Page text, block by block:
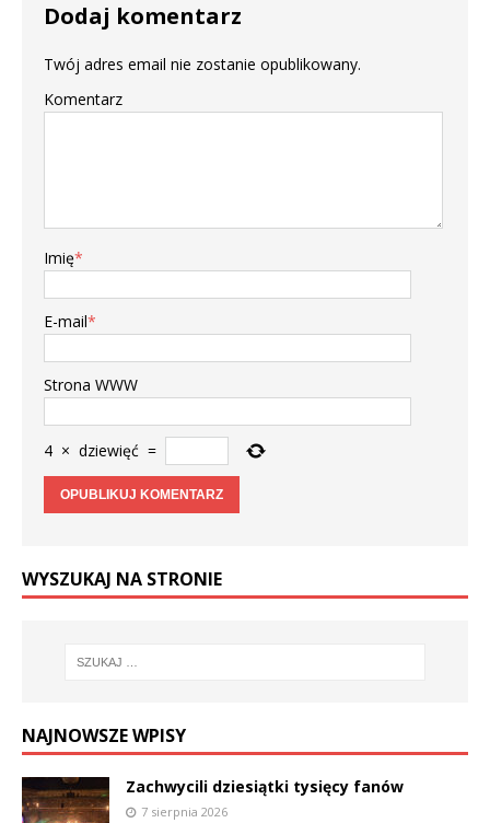
Dodaj komentarz
Twój adres email nie zostanie opublikowany.
Komentarz
Imię*
E-mail*
Strona WWW
4 × dziewięć =
WYSZUKAJ NA STRONIE
NAJNOWSZE WPISY
Zachwycili dziesiątki tysięcy fanów
7 sierpnia 2026